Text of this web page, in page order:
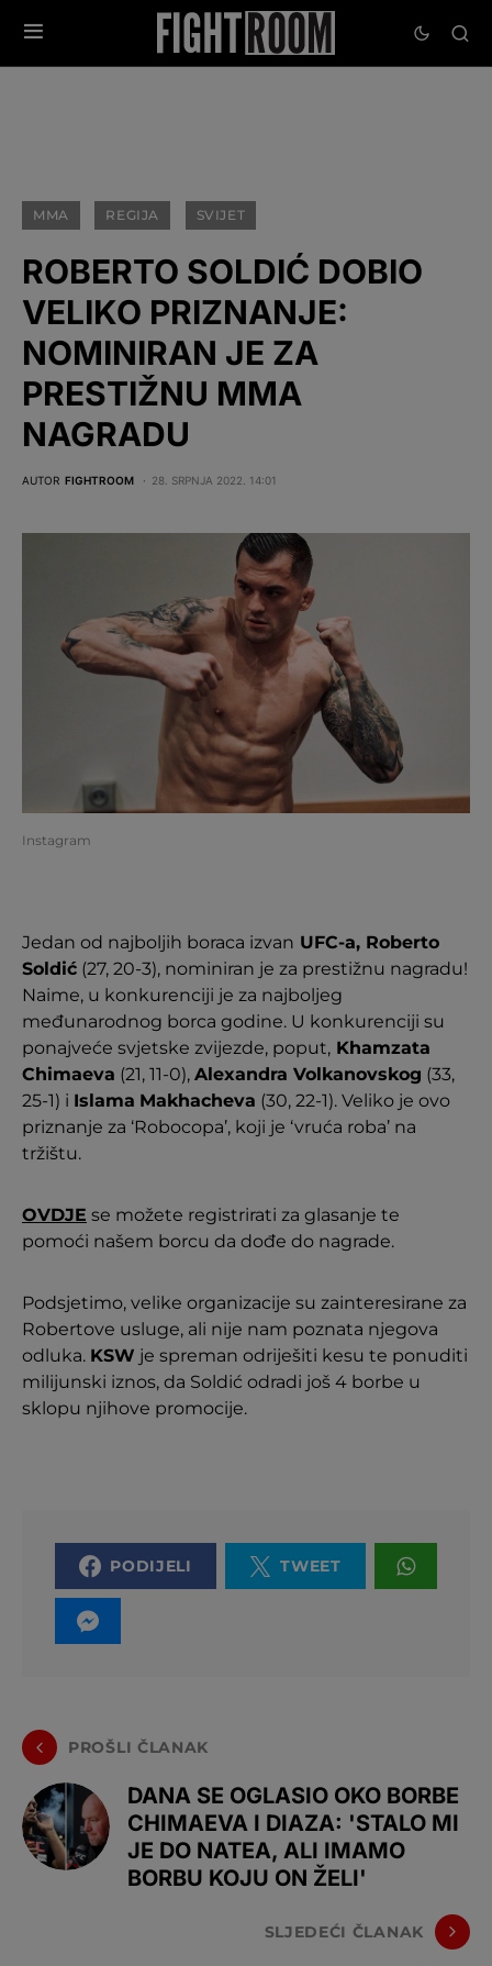
MMA REGIJA SVIJET
ROBERTO SOLDIĆ DOBIO
VELIKO PRIZNANJE:
NOMINIRAN JE ZA
PRESTIŽNU MMA
NAGRADU
AUTOR FIGHTROOM 28. SRPNJA 2022. 14:01
Instagram
Jedan od najboljih boraca izvan UFC-a, Roberto
Soldić (27, 20-3), nominiran je za prestižnu nagradu!
Naime, u konkurenciji je za najboljeg
međunarodnog borca godine. U konkurenciji su
ponajveće svjetske zvijezde, poput, Khamzata
Chimaeva (21, 11-0), Alexandra Volkanovskog (33,
25-1) i Islama Makhacheva (30, 22-1). Veliko je ovo
priznanje za ‘Robocopa’, koji je ‘vruća roba’ na
tržištu.
OVDJE se možete registrirati za glasanje te
pomoći našem borcu da dođe do nagrade.
Podsjetimo, velike organizacije su zainteresirane za
Robertove usluge, ali nije nam poznata njegova
odluka. KSW je spreman odriješiti kesu te ponuditi
milijunski iznos, da Soldić odradi još 4 borbe u
sklopu njihove promocije.
PODIJELI TWEET
PROŠLI ČLANAK
DANA SE OGLASIO OKO BORBE
CHIMAEVA I DIAZA: 'STALO MI
JE DO NATEA, ALI IMAMO
BORBU KOJU ON ŽELI'
SLJEDEĆI ČLANAK